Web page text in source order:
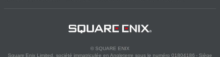
© SQUARE ENIX
Square Enix Limited, société immatriculée en Angleterre sous le numéro 01804186 - Siège